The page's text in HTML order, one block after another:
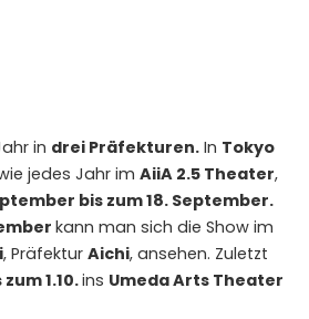
in drei Präfekturen. In Tokyo
jedes Jahr im AiiA 2.5 Theater,
bis zum 18. September.
kann man sich die Show im
, Präfektur Aichi, ansehen. Zuletzt
1.10.ins Umeda Arts Theater